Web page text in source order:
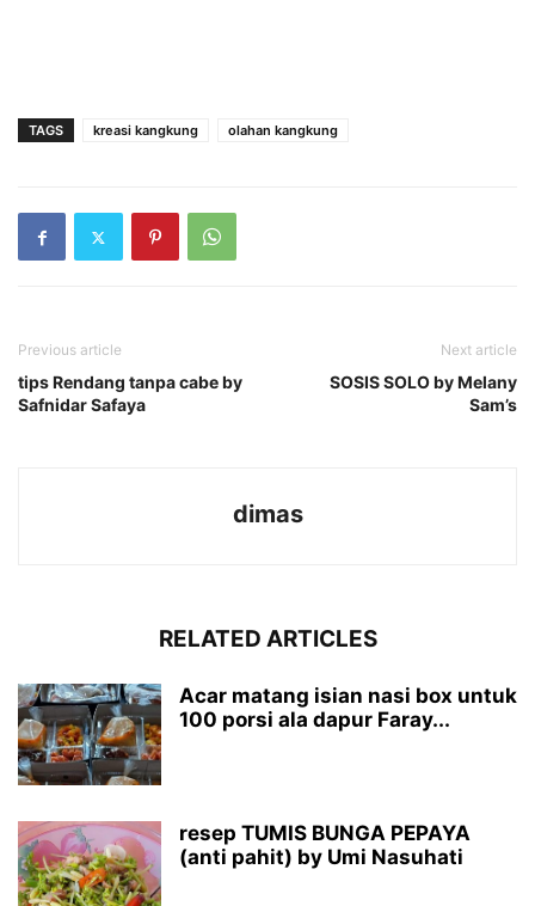
TAGS kreasi kangkung olahan kangkung
Previous article
tips Rendang tanpa cabe by
Safnidar Safaya
Next article
SOSIS SOLO by Melany
Sam’s
dimas
RELATED ARTICLES
Acar matang isian nasi box untuk
100 porsi ala dapur Faray...
resep TUMIS BUNGA PEPAYA
(anti pahit) by Umi Nasuhati